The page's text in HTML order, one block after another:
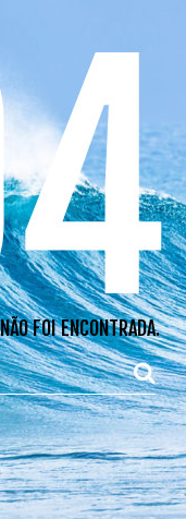
FOI ENCONTRADA.